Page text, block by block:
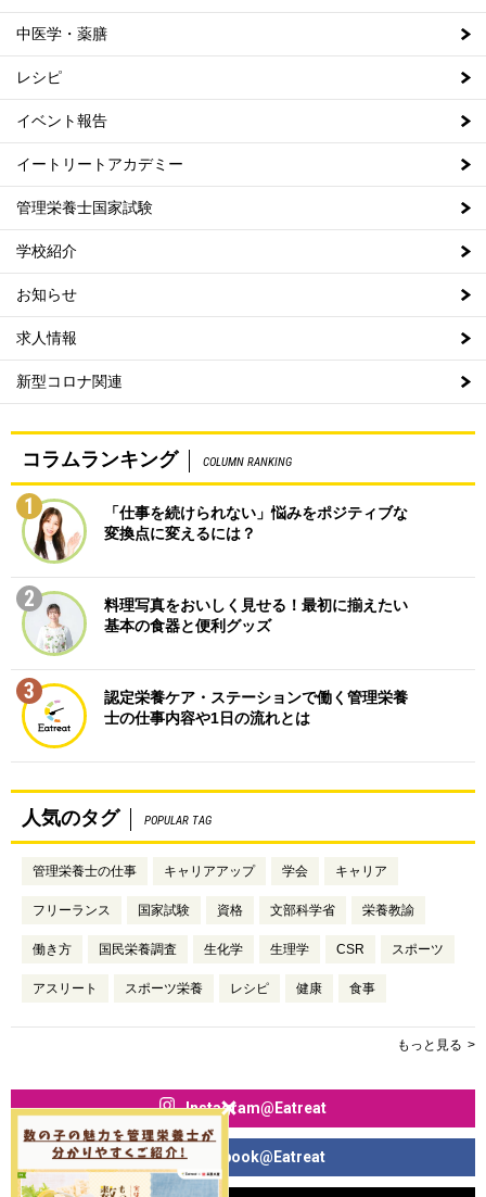
中医学・薬膳
レシピ
イベント報告
イートリートアカデミー
管理栄養士国家試験
学校紹介
お知らせ
求人情報
新型コロナ関連
コラムランキング COLUMN RANKING
1
「仕事を続けられない」悩みをポジティブな
変換点に変えるには？
2
料理写真をおいしく見せる！最初に揃えたい
基本の食器と便利グッズ
3
認定栄養ケア・ステーションで働く管理栄養
士の仕事内容や1日の流れとは
人気のタグ POPULAR TAG
管理栄養士の仕事 キャリアアップ 学会 キャリア
フリーランス 国家試験 資格 文部科学省 栄養教諭
働き方 国民栄養調査 生化学 生理学 CSR スポーツ
アスリート スポーツ栄養 レシピ 健康 食事
もっと見る
Instagram@Eatreat
Facebook@Eatreat